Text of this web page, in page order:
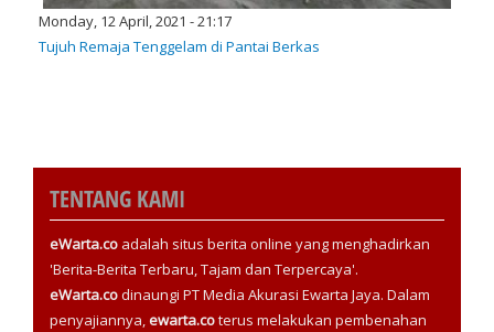
Monday, 12 April, 2021 - 21:17
Tujuh Remaja Tenggelam di Pantai Berkas
TENTANG KAMI
eWarta.co adalah situs berita online yang menghadirkan
'Berita-Berita Terbaru, Tajam dan Terpercaya'.
eWarta.codinaungi PT Media Akurasi Ewarta Jaya. Dalam
penyajiannya,ewarta.coterus melakukan pembenahan